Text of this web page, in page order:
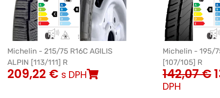
Michelin - 215/75 R16C AGILIS
ALPIN [113/111] R
209,22 € s DPH
Michelin - 195/
[107/105] R
142,07€
DPH